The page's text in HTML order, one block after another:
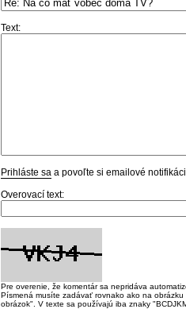
Text:
Prihláste sa a povoľte si emailové
Overovací text:
Pre overenie, že komentár sa nepridáva
Písmená musíte zadávať rovnako ako na
obrázok". V texte sa používajú iba znaky